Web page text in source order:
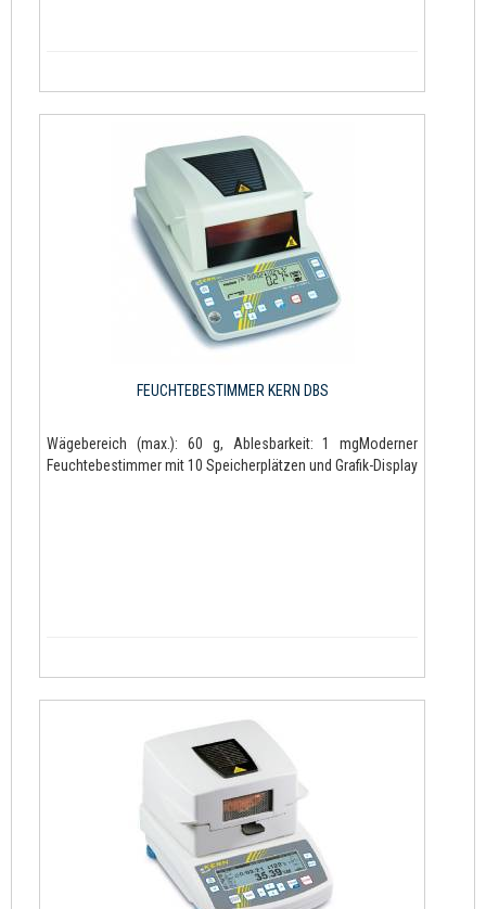
FEUCHTEBESTIMMER KERN DBS
Wägebereich (max.): 60 g, Ablesbarkeit: 1 mgModerner
Feuchtebestimmer mit 10 Speicherplätzen und Grafik-Display